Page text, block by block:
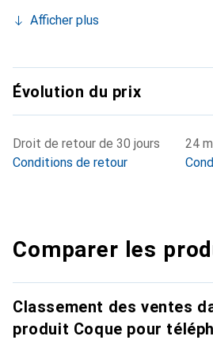
Afficher plus
Évolution du prix
Droit de retour de 30 jours
Conditions de retour
24
Comparer les
Classement des ventes
produit Coque pour